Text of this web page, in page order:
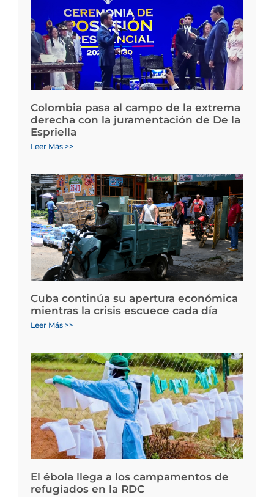
Colombia pasa al campo de la extrema
derecha con la juramentación de De la
Espriella
Leer Más >>
Cuba continúa su apertura económica
mientras la crisis escuece cada día
Leer Más >>
El ébola llega a los campamentos de
refugiados en la RDC